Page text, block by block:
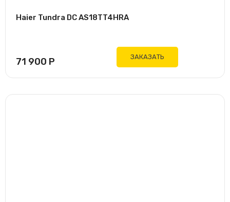
Haier Tundra DC AS18TT4HRA
71 900 Р ЗАКАЗАТЬ